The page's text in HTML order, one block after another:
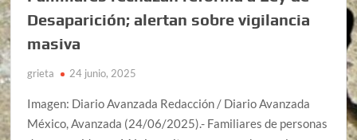
Desaparición; alertan sobre vigilancia
masiva
grieta 24 junio, 2025
Imagen: Diario Avanzada Redacción / Diario Avanzada
México, Avanzada (24/06/2025).- Familiares de personas